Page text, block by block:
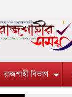
রাজশাহী বিভাগ